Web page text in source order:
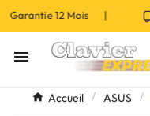
12 Mois |

Accueil ASUS